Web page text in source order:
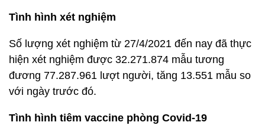
Tình hình xét nghiệm
Số lượng xét nghiệm từ 27/4/2021 đến nay đã thực
hiện xét nghiệm được 32.271.874 mẫu tương
đương 77.287.961 lượt người, tăng 13.551 mẫu so
với ngày trước đó.
Tình hình tiêm vaccine phòng Covid-19